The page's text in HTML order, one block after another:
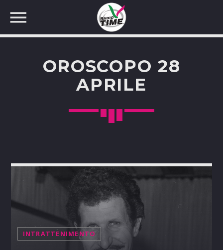
CERCA NEL SITO WEB:
OROSCOPO 28
APRILE
INTRATTENIMENTO